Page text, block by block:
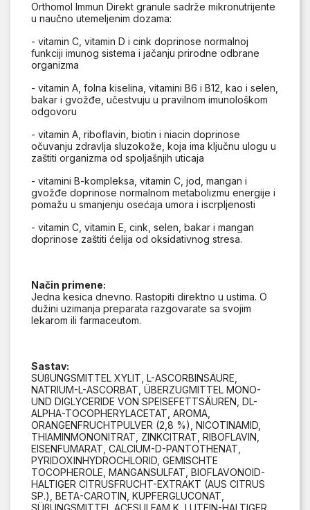
Orthomol Immun Direkt granule sadrže mikronutrijente
u naučno utemeljenim dozama:
- vitamin C, vitamin D i cink doprinose normalnoj
funkciji imunog sistema i jačanju prirodne odbrane
organizma
- vitamin A, folna kiselina, vitamini B6 i B12, kao i selen,
bakar i gvožđe, učestvuju u pravilnom imunološkom
odgovoru
- vitamin A, riboflavin, biotin i niacin doprinose
očuvanju zdravlja sluzokože, koja ima ključnu ulogu u
zaštiti organizma od spoljašnjih uticaja
- vitamini B-kompleksa, vitamin C, jod, mangan i
gvožđe doprinose normalnom metabolizmu energije i
pomažu u smanjenju osećaja umora i iscrpljenosti
- vitamin C, vitamin E, cink, selen, bakar i mangan
doprinose zaštiti ćelija od oksidativnog stresa.
Način primene:
Jedna kesica dnevno. Rastopiti direktno u ustima. O
dužini uzimanja preparata razgovarate sa svojim
lekarom ili farmaceutom.
Sastav:
SÜßUNGSMITTEL XYLIT, L-ASCORBINSÄURE,
NATRIUM-L-ASCORBAT, ÜBERZUGMITTEL MONO-
UND DIGLYCERIDE VON SPEISEFETTSÄUREN, DL-
ALPHA-TOCOPHERYLACETAT, AROMA,
ORANGENFRUCHTPULVER (2,8 %), NICOTINAMID,
THIAMINMONONITRAT, ZINKCITRAT, RIBOFLAVIN,
EISENFUMARAT, CALCIUM-D-PANTOTHENAT,
PYRIDOXINHYDROCHLORID, GEMISCHTE
TOCOPHEROLE, MANGANSULFAT, BIOFLAVONOID-
HALTIGER CITRUSFRUCHT-EXTRAKT (AUS CITRUS
SP.), BETA-CAROTIN, KUPFERGLUCONAT,
SÜßUNGSMITTEL ACESULFAM K, LUTEIN-HALTIGER